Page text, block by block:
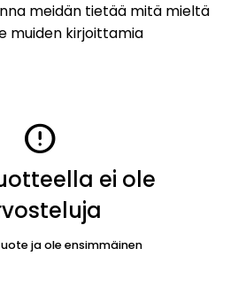
meidän tietää mitä mieltä
muiden kirjoittamia
error
ei ole
ja ole ensimmäinen